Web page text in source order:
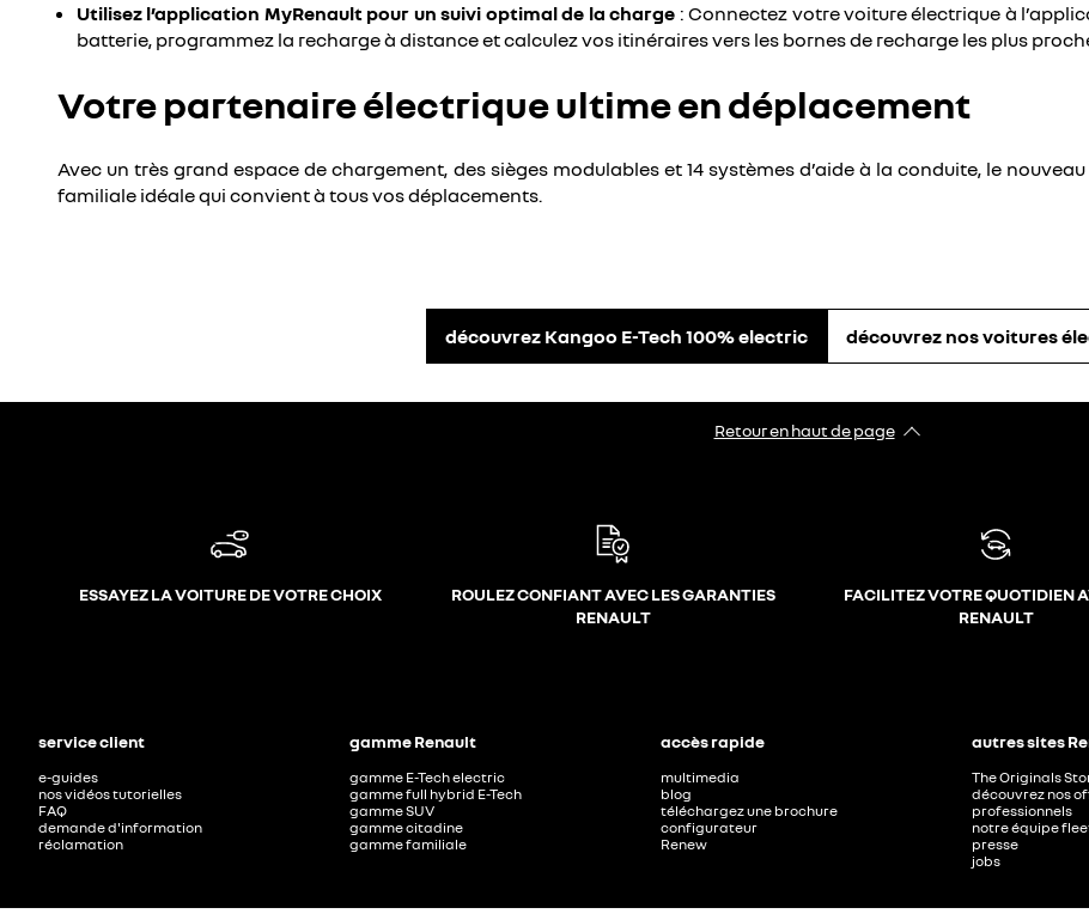
Utilisez l’application MyRenault pour un suivi optimal de la charge : Connectez votre voiture électrique à
batterie, programmez la recharge à distance et calculez vos itinéraires vers les bornes de recharge les plus
Votre partenaire électrique ultime en déplacement
Avec un très grand espace de chargement, des sièges modulables et 14 systèmes d’aide à la conduite, le
familiale idéale qui convient à tous vos déplacements.
découvrez Kangoo E-Tech 100% electric découvrez nos voitures
Retour en haut de page
ESSAYEZ LA VOITURE DE VOTRE CHOIX
ROULEZ CONFIANT AVEC LES GARANTIES
RENAULT
FACILITEZ VOTRE QUOTIDIEN
RENAULT
service client
e-guides
nos vidéos tutorielles
FAQ
demande d'information
réclamation
gamme Renault
gamme E-Tech electric
gamme full hybrid E-Tech
gamme SUV
gamme citadine
gamme familiale
accès rapide
multimedia
blog
téléchargez une brochure
configurateur
Renew
autres sites
The Originals
découvrez nos
professionnels
notre équipe
presse
jobs